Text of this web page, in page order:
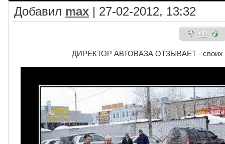
Добавил max | 27-02-2012, 13:32
+83
ДИРЕКТОР АВТОВАЗА ОТЗЫВАЕТ - своих